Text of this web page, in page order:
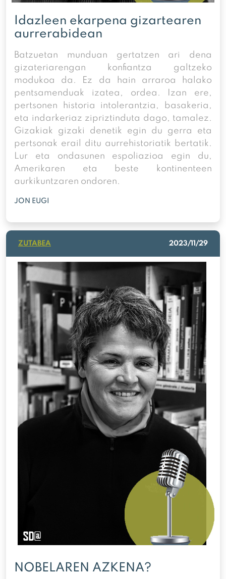
Idazleen ekarpena gizartearen
aurrerabidean
Batzuetan munduan gertatzen ari dena
gizateriarengan konfiantza galtzeko
modukoa da. Ez da hain arraroa halako
pentsamenduak izatea, ordea. Izan ere,
pertsonen historia intolerantzia, basakeria,
eta indarkeriaz zipriztinduta dago, tamalez.
Gizakiak gizaki denetik egin du gerra eta
pertsonak erail ditu aurrehistoriatik bertatik.
Lur eta ondasunen espoliazioa egin du,
Amerikaren eta beste kontinenteen
aurkikuntzaren ondoren.
JON EUGI
ZUTABEA 2023/11/29
NOBELAREN AZKENA?